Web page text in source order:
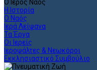
Ο Ιερός Ναός
Η Ιστορία
Ο Ναός
Ιερά Λείψανα
Τα Έργα
Οι Ιερείς
Ιεροψάλτες & Νεωκόροι
Εκκλησιαστικό Συμβούλιο